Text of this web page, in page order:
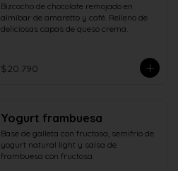
Bizcocho de chocolate remojado en
almíbar de amaretto y café. Relleno de
deliciosas capas de queso crema.
$20.790
Yogurt frambuesa
Base de galleta con fructosa, semifrío de
yogurt natural light y salsa de
frambuesa con fructosa.